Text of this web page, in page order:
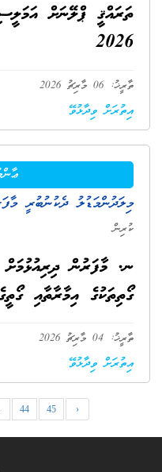
ތަރައްޤީ ޕްލޭނަށް
2026
ތާރީޚު: 06 މާރިޗު 2026
އިތުރަށް ވިދާޅުވޭ
މިލަދުންމަޑުލު ދެކުނުބުރީ
ކުރިން
ނ. މާފަރުން
ގޯތިތަކުގެ އިމާރާތާއި
ތާރީޚު: 04 މާރިޗު 2026
އިތުރަށް ވިދާޅުވޭ
44 45 ›